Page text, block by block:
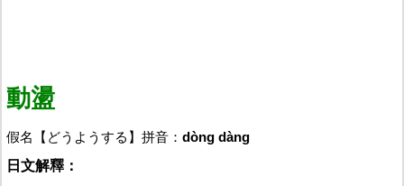
動盪
假名【どうようする】拼音： dòng dàng
日文解釋：